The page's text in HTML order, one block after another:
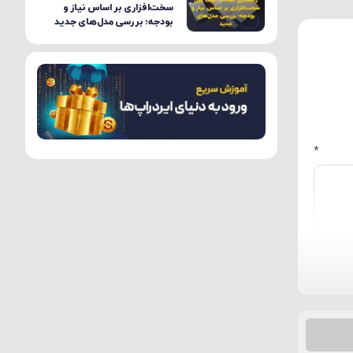
*
سخت‌افزاری بر اساس نیاز و
بودجه؛ بررسی مدل‌های جدید